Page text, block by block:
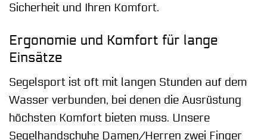
Sicherheit und Ihren Komfort.
Ergonomie und Komfort für lange
Einsätze
Segelsport ist oft mit langen Stunden auf dem
Wasser verbunden, bei denen die Ausrüstung
höchsten Komfort bieten muss. Unsere
Segelhandschuhe Damen/Herren zwei Finger